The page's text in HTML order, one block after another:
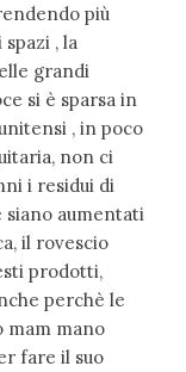
più
, la
grandi
si è sparsa in
, in poco
non ci
i residui di
aumentati
il rovescio
prodotti,
perchè le
mam mano
fare il suo